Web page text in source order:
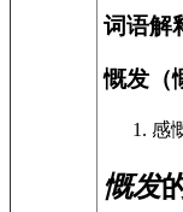
词语解
慨发（
感
慨发